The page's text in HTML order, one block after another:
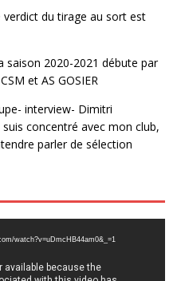
verdict du tirage au sort est
saison 2020-2021 débute par
et AS GOSIER
interview- Dimitri
suis concentré avec mon club,
parler de sélection
watch?v=uDmcHB44am0&_=1